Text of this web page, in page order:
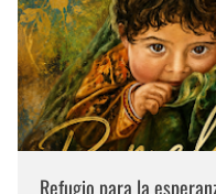
Refugio para la